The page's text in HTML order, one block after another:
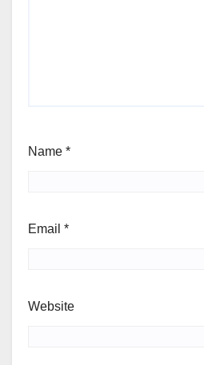
Name *
Email *
Website